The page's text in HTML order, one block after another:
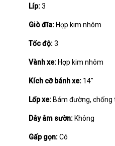
Líp:3
Giò đĩa: Hợp kim nhôm
Tốc độ:3
Vành xe: Hợp kim nhôm
Kích cỡ bánh xe: 14"
Lốp xe: Bám đường,
Dây âm sườn: Không
Gấp gọn:Có